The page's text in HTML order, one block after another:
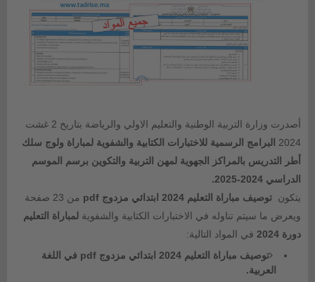
أصدرت وزارة التربية الوطنية والتعليم الاولي والرياضة بتاريخ 2 غشت
2024
البرامج الرسمية للاختبارات الكتابية والشفوية لمباراة ولوج سلك
أطر التدريس بالمراكز الجهوية لمهن التربية والتكوين برسم الموسم
الدراسي 2024-2025.
يتكون توصيف مباراة التعليم 2024 ابتدائي مزدوج pdf
من 23 صفحة
ويعرض ما سيتم تناوله في الاختبارات الكتابية والشفوية لمباراة التعليم
دورة 2024
في المواد التالية:
توصيف مباراة التعليم 2024 ابتدائي مزدوج pdf في اللغة
العربية.